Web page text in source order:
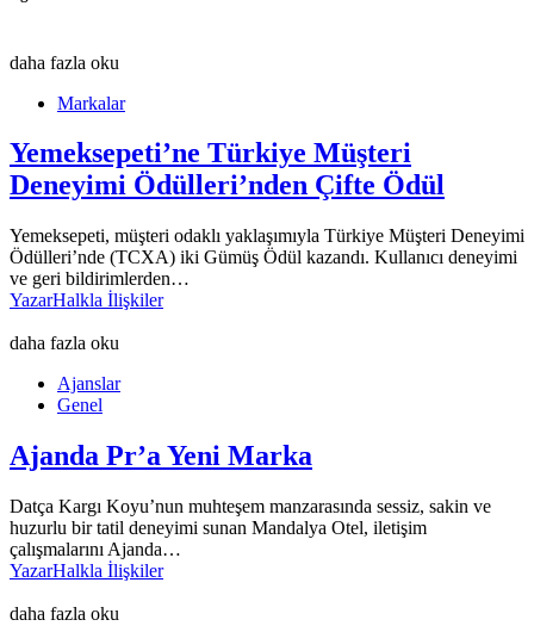
daha fazla oku
Markalar
Yemeksepeti’ne Türkiye Müşteri
Deneyimi Ödülleri’nden Çifte Ödül
Yemeksepeti, müşteri odaklı yaklaşımıyla Türkiye Müşteri Deneyimi
Ödülleri’nde (TCXA) iki Gümüş Ödül kazandı. Kullanıcı deneyimi
ve geri bildirimlerden…
YazarHalkla İlişkiler
daha fazla oku
Ajanslar
Genel
Ajanda Pr’a Yeni Marka
Datça Kargı Koyu’nun muhteşem manzarasında sessiz, sakin ve
huzurlu bir tatil deneyimi sunan Mandalya Otel, iletişim
çalışmalarını Ajanda…
YazarHalkla İlişkiler
daha fazla oku